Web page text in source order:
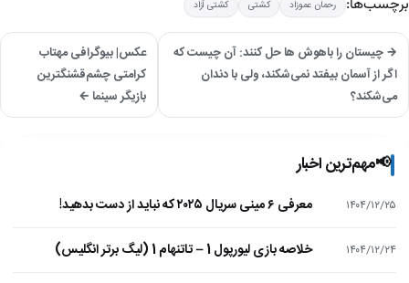
برچسب‌ها: رحمان عموزاد کشتی کشتی آزاد
→ چیستان را باهوش ها حل کنند: آن چیست که
اگر از آسمان بیفتد نمی‌شکند، ولی با دندان
می‌شکند؟
عکس| بیوگرافی مهتاب
کرامتی چشم‌قشنگترین
بازیگر سینما ←
📢مهم‌ترین اخبار
۱۴۰۴/۱۲/۲۵ معرفی ۶ مینی سریال ۲۰۲۵ که نباید از دست بدهید!
۱۴۰۴/۱۲/۲۴ خلاصه بازی لیورپول 1 – تاتنهام 1 (لیگ برتر انگلیس)